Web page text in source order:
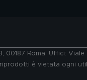
Roma. Uffici:
è vietata ogni